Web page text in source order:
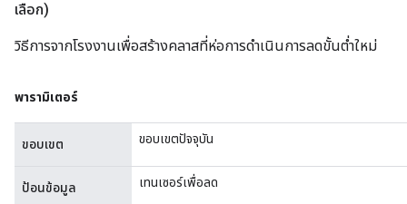
เลือก)
วิธีการจากโรงงานเพื่อสร้างคลาสที่ห่อการดำเนินการลดขั้นต่ำใหม่
พารามิเตอร์
ขอบเขต ขอบเขตปัจจุบัน
ป้อนข้อมูล เทนเซอร์เพื่อลด